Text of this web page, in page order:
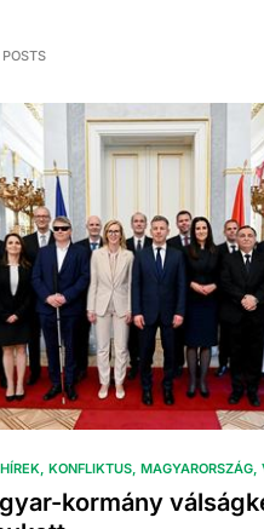
KONFLIKTUS MAGYARORSZÁG
kormány